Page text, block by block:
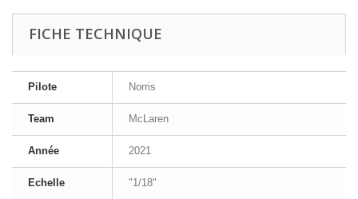
FICHE TECHNIQUE
Pilote Norris
Team McLaren
Année 2021
Echelle "1/18"